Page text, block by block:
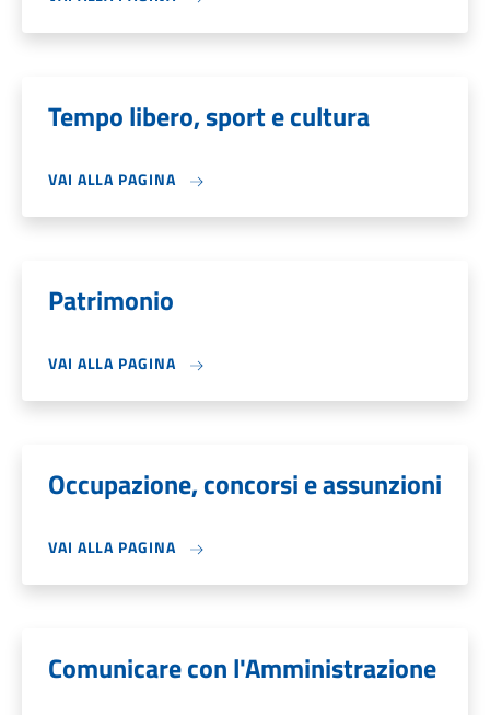
Tempo libero, sport e cultura
VAI ALLA PAGINA
Patrimonio
VAI ALLA PAGINA
Occupazione, concorsi e assunzioni
VAI ALLA PAGINA
Comunicare con l'Amministrazione